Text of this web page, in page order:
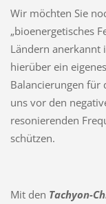
Wir möchten Sie
„bioenergetisches
Ländern anerkannt
hierüber ein
Balancierungen für
uns vor den
resonierenden
schützen.
Mit den Tachyon-